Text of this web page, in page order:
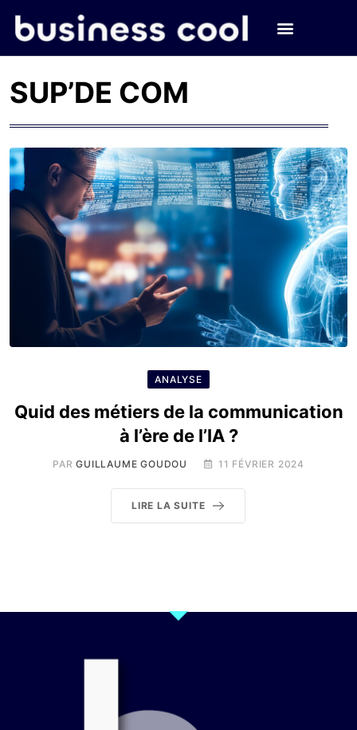
SUP’DE COM
ANALYSE
Quid des métiers de la communication
à l’ère de l’IA ?
PARGUILLAUME GOUDOU 11 FÉVRIER 2024
LIRE LA SUITE